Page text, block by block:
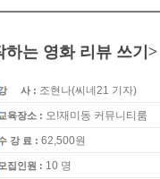
하는 영화 리뷰 쓰기>
사 : 조현나(씨네21 기자)
육장소 : 오!재미동 커뮤니티룸
강 료 :62,500원
모집인원 : 10 명